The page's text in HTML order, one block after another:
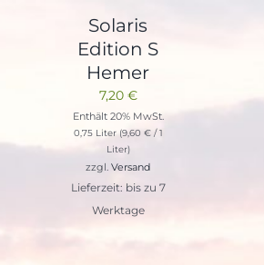
Solaris
Edition S
Hemer
7,20 €
Enthält 20% MwSt.
0,75 Liter (9,60 €/ 1
Liter)
zzgl.Versand
Lieferzeit: bis zu 7
Werktage